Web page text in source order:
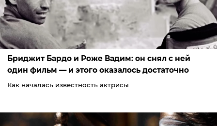
Бриджит Бардо и Роже Вадим: он снял с ней
один фильм — и этого оказалось достаточно
Как началась известность актрисы